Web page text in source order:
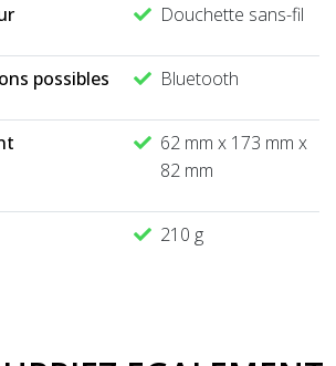
Douchette sans-fil
possibles Bluetooth
62 mm x 173 mm x
82 mm
210 g